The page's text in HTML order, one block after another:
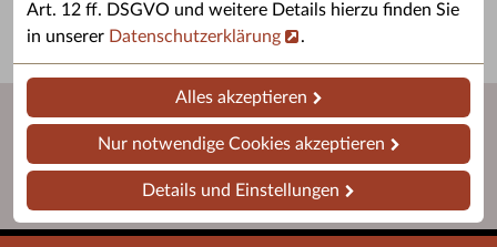
Art. 12 ff. DSGVO und weitere Details hierzu finden Sie
in unserer Datenschutzerklärung .
Alles akzeptieren
Nur notwendige Cookies akzeptieren
Details und Einstellungen